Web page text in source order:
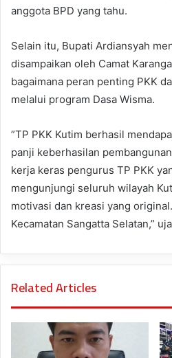
anggota BPD yang tahu.
Selain itu, Bupati Ardiansyah
disampaikan oleh Camat
bagaimana peran penting PKK
melalui program Dasa Wisma.
”TP PKK Kutim berhasil
panji keberhasilan
kerja keras pengurus TP PKK
mengunjungi seluruh wilayah
motivasi dan kreasi yang
Kecamatan Sangatta Selatan,”
Related Articles